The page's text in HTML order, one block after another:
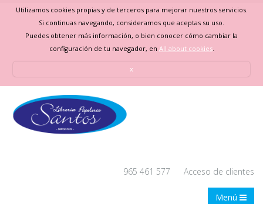
Utilizamos cookies propias y de terceros para mejorar nuestros servicios.
Si continuas navegando, consideramos que aceptas su uso.
Puedes obtener más información, o bien conocer cómo cambiar la
configuración de tu navegador, en All about cookies.
x
965 461 577 Acceso de clientes
Menú